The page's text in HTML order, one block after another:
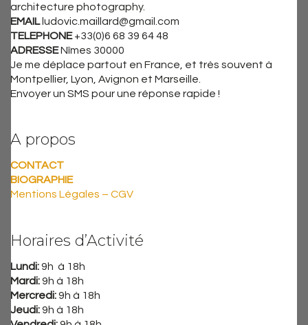
architecture photography.
EMAIL ludovic.maillard@gmail.com
TELEPHONE+33(0)6 68 39 64 48
ADRESSENîmes 30000
Je me déplace partout en France, et très souvent à
Montpellier, Lyon, Avignon et Marseille.
Envoyer un SMS pour une réponse rapide !
A propos
CONTACT
BIOGRAPHIE
Mentions Légales – CGV
Horaires d’Activité
Lundi:9h à 18h
Mardi:9h à 18h
Mercredi:9h à 18h
Jeudi:9h à 18h